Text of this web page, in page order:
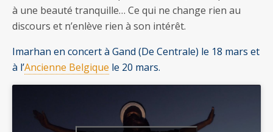
à une beauté tranquille… Ce qui ne change rien au
discours et n’enlève rien à son intérêt.
Imarhan en concert à Gand (De Centrale) le 18 mars et
à l’Ancienne Belgique le 20 mars.